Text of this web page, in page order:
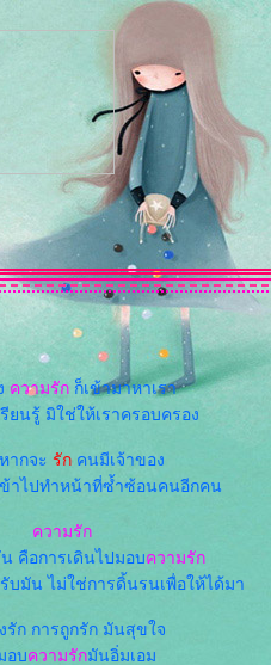
ความรักก็เข้ามาหาเรา
รียนรู้ มิใช่ให้เราครอบครอง
ากจะ รักคนมีเจ้าของ
าไปทำหน้าที่ซ้ำซ้อนคนอีกคน
ความรัก
คือการเดินไปมอบความรัก
บมัน ไม่ใช่การดิ้นรนเพื่อให้ได้มา
ก การถูกรัก มันสุขใจ
อบความรักมันอิ่มเอม